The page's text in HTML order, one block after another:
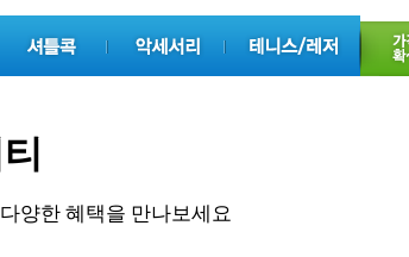
양한 혜택을 만나보세요